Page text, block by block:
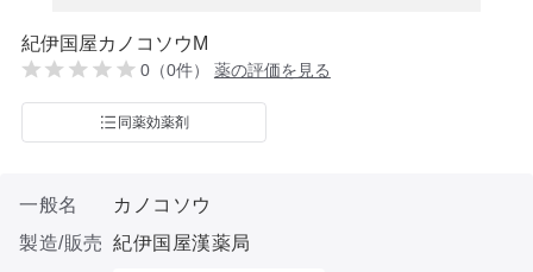
紀伊国屋カノコソウM
0（0件） 薬の評価を見る
同薬効薬剤
一般名
カノコソウ
製造/販売 紀伊国屋漢薬局